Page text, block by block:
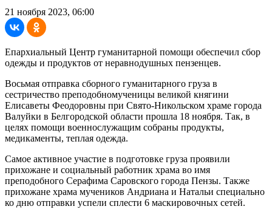
21 ноября 2023, 06:00
Епархиальный Центр гуманитарной помощи обеспечил сбор
одежды и продуктов от неравнодушных пензенцев.
Восьмая отправка сборного гуманитарного груза в
сестричество преподобномученицы великой княгини
Елисаветы Феодоровны при Свято-Никольском храме города
Валуйки в Белгородской области прошла 18 ноября. Так, в
целях помощи военнослужащим собраны продукты,
медикаменты, теплая одежда.
Самое активное участие в подготовке груза проявили
прихожане и социальный работник храма во имя
преподобного Серафима Саровского города Пензы. Также
прихожане храма мучеников Андриана и Натальи специально
ко дню отправки успели сплести 6 маскировочных сетей.